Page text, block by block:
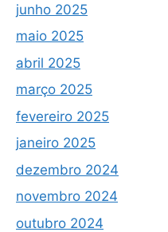
junho 2025
maio 2025
abril 2025
março 2025
fevereiro 2025
janeiro 2025
dezembro 2024
novembro 2024
outubro 2024